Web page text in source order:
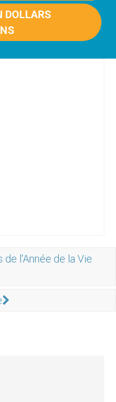
DOLLARS
l'Année de la Vie